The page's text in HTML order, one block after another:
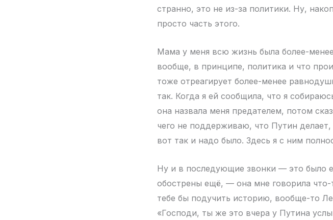
странно, это не из-за политики. Ну,
просто часть этого.
Мама у меня всю жизнь была более-
вообще, в принципе, политика и что
тоже отреагирует более-менее
так. Когда я ей сообщила, что я
она назвала меня предателем, потом
чего не поддерживаю, что Путин
вот так и надо было. Здесь я с ним
Ну и в последующие звонки — это было
обострены ещё, — она мне говорила
тебе бы подучить историю, вообще-то
«Господи, ты же это вчера у Путина